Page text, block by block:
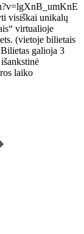
visiškai unikalų
virtualioje
(vietoje bilietais
galioja 3
laiko